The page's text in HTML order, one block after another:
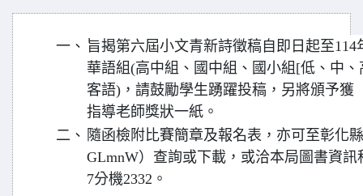
一、 旨揭第六屆小文青新詩徵稿自即日起至
華語組(高中組、國中組、國小組[低、中
客語)，請鼓勵學生踴躍投稿，另將頒予獲
指導老師獎狀一紙。
二、 隨函檢附比賽簡章及報名表，亦可至彰化
GLmnW）查詢或下載，或洽本局圖書資訊
7分機2332。